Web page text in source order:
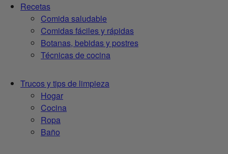
Recetas
Comida saludable
Comidas fáciles y rápidas
Botanas, bebidas y postres
Técnicas de cocina
Trucos y tips de limpieza
Hogar
Cocina
Ropa
Baño